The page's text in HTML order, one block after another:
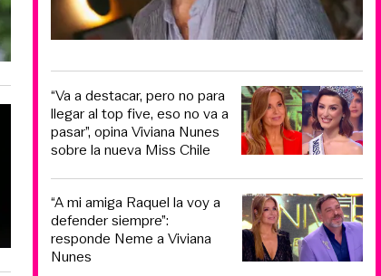
“Va a destacar, pero no para
llegar al top five, eso no va a
pasar”, opina Viviana Nunes
sobre la nueva Miss Chile
“A mi amiga Raquel la voy a
defender siempre”:
responde Neme a Viviana
Nunes